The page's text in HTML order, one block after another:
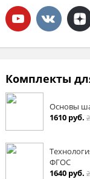
Комплекты
Основы
1610 руб.
ФГОС
1640 руб.